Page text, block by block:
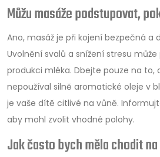
Můžu masáže podstupovat,
Ano, masáž je při kojení bezpečná a
Uvolnění svalů a snížení stresu
produkci mléka. Dbejte pouze na to,
nepoužíval silně aromatické oleje v
je vaše dítě citlivé na vůně.
aby mohl zvolit vhodné polohy.
Jak často bych měla chodit